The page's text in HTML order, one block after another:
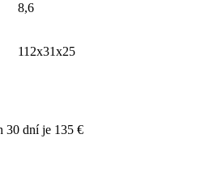
8,6
112x31x25
30 dní je 135 €